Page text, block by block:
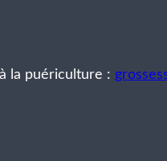
la puériculture :